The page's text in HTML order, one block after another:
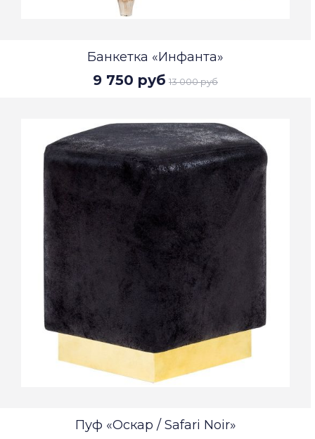
Банкетка «Инфанта»
9 750 руб 13 000 руб
Пуф «Оскар / Safari Noir»